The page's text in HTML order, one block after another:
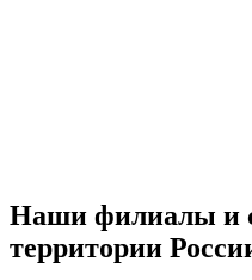
Наши филиалы и
территории